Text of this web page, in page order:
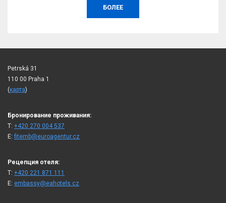
БОЛЕЕ
Petrská 31
110 00 Praha 1
(карта)
Бронирование проживания:
T: +420 270 004 537
E:fitemb@euroagentur.cz
Рецепция отеля:
T: +420 221 871 111
E: embassy@eahotels.cz